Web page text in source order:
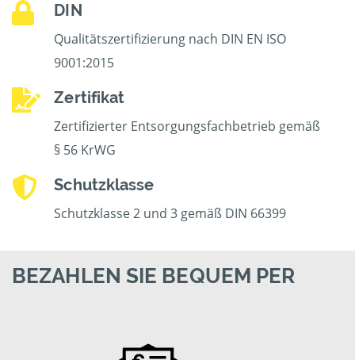
DIN
Qualitätszertifizierung nach DIN EN ISO
9001:2015
Zertifikat
Zertifizierter Entsorgungsfachbetrieb gemäß
§ 56 KrWG
Schutzklasse
Schutzklasse 2 und 3 gemäß DIN 66399
BEZAHLEN SIE BEQUEM PER